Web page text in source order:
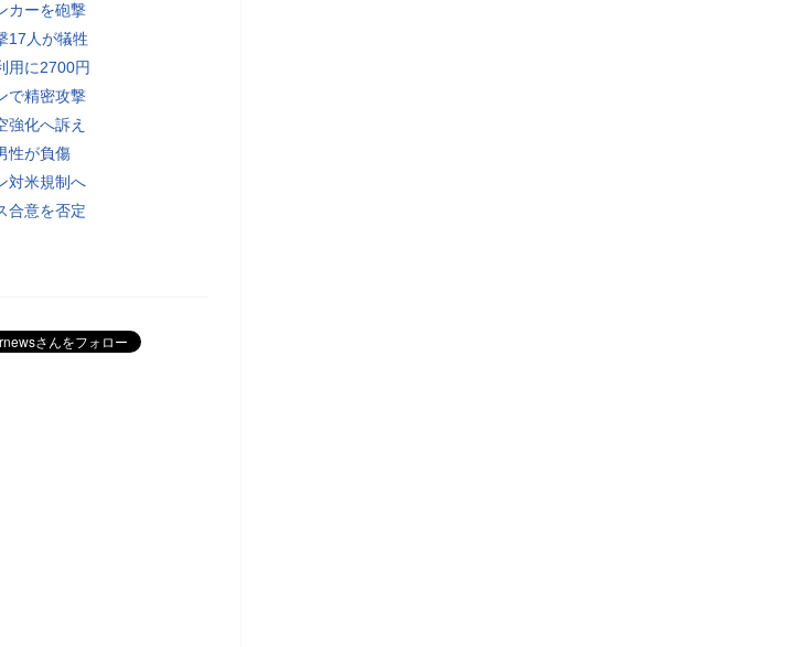
カーを砲撃
17人が犠牲
用に2700円
で精密攻撃
強化へ訴え
性が負傷
対米規制へ
合意を否定